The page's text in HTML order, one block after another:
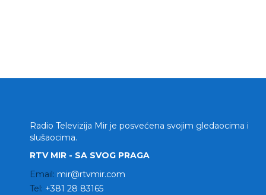
Radio Televizija Mir je posvećena svojim gledaocima i
slušaocima.
RTV MIR - SA SVOG PRAGA
Email: mir@rtvmir.com
Tel: +381 28 83165